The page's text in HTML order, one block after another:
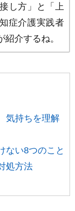
し方」と「上
症介護実践者
介するね。
気持ちを理解
ない8つのこと
処方法